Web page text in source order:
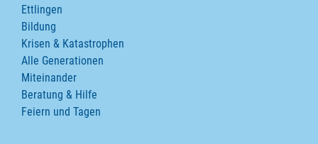
Ettlingen
Bildung
Krisen & Katastrophen
Alle Generationen
Miteinander
Beratung & Hilfe
Feiern und Tagen